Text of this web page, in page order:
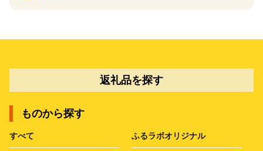
返礼品を探す
ものから探す
すべて ふるラボオリジナル